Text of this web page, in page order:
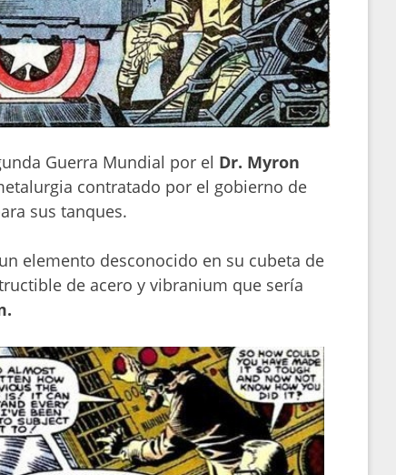
Guerra Mundial por el Dr. Myron
contratado por el gobierno de
sus tanques.
elemento desconocido en su cubeta de
de acero y vibranium que sería